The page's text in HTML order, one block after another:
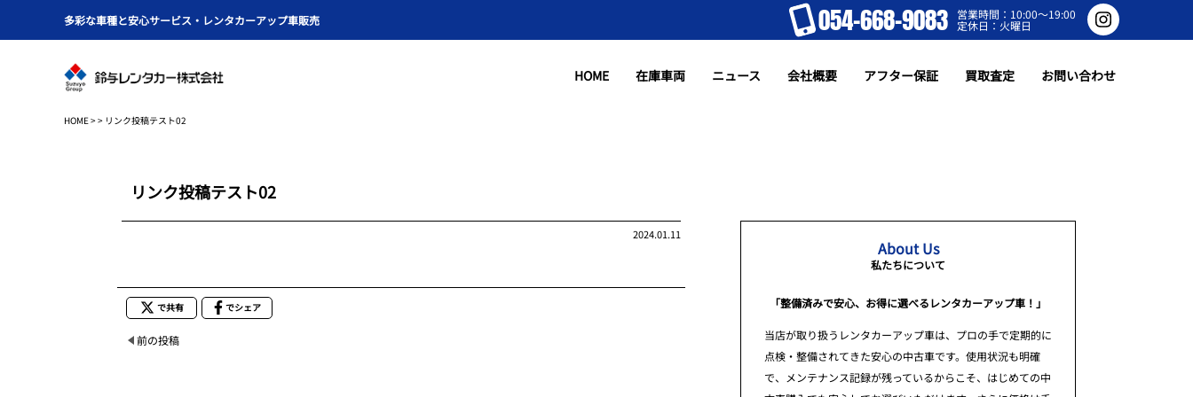
多彩な車種と安心サービス・レンタカーアップ車販売 054-668-9083 営業時間：10:00～19:00
定休日：火曜日
HOME 在庫車両 ニュース 会社概要 アフター保証 買取査定 お問い合わせ
HOME> > リンク投稿テスト02
リンク投稿テスト02
2024.01.11
で共有 でシェア
前の投稿
About Us
私たちについて
「整備済みで安心、お得に選べるレンタカーアップ車！」
当店が取り扱うレンタカーアップ車は、プロの手で定期的に
点検・整備されてきた安心の中古車です。使用状況も明確
で、メンテナンス記録が残っているからこそ、はじめての中